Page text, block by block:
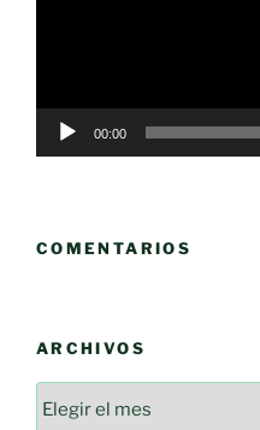
00:00
COMENTARIOS
ARCHIVOS